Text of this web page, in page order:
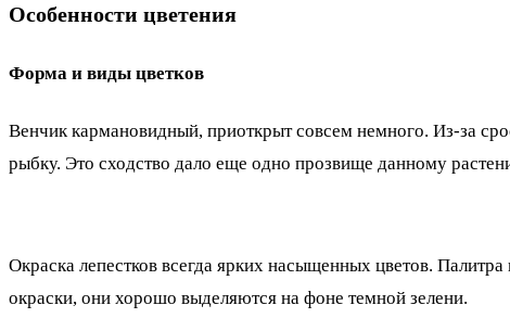
Особенности цветения
Форма и виды цветков
Венчик кармановидный, приоткрыт совсем немного. Из-за
рыбку. Это сходство дало еще одно прозвище данному
Окраска лепестков всегда ярких насыщенных цветов.
окраски, они хорошо выделяются на фоне темной зелени.